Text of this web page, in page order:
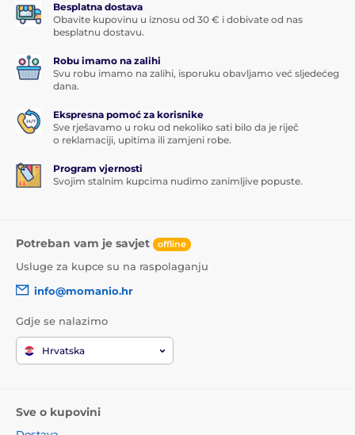
Besplatna dostava
Obavite kupovinu u iznosu od 30 € i dobivate od nas
besplatnu dostavu.
Robu imamo na zalihi
Svu robu imamo na zalihi, isporuku obavljamo već sljedećeg
dana.
Ekspresna pomoć za korisnike
Sve rješavamo u roku od nekoliko sati bilo da je riječ
o reklamaciji, upitima ili zamjeni robe.
Program vjernosti
Svojim stalnim kupcima nudimo zanimljive popuste.
Potreban vam je savjet offline
Usluge za kupce su na raspolaganju
info@momanio.hr
Gdje se nalazimo
Hrvatska
Sve o kupovini